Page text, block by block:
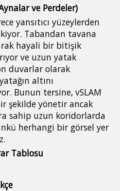
ve Perdeler)
yansıtıcı yüzeylerden
Tabandan tavana
hayali bir bitişik
ve uzun yatak
duvarlar olarak
altını
Bunun tersine, vSLAM
şekilde yönetir ancak
sahip uzun koridorlarda
herhangi bir görsel yer
Tablosu